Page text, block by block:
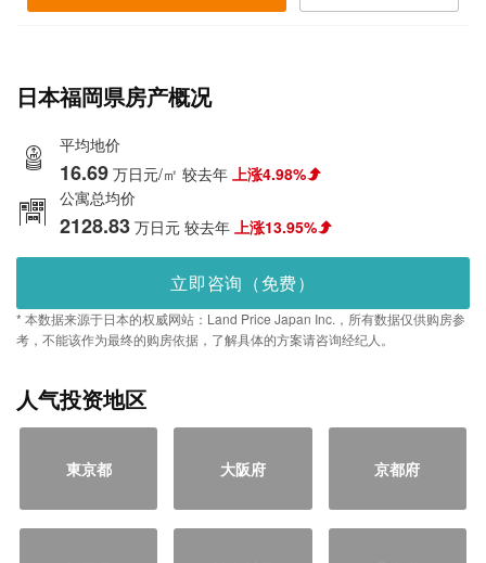
日本福岡県房产概况
平均地价
16.69 万日元/㎡ 较去年 上涨4.98%
公寓总均价
2128.83 万日元 较去年 上涨13.95%
立即咨询（免费）
* 本数据来源于日本的权威网站：Land Price Japan Inc.，所有数据仅供购房参
考，不能该作为最终的购房依据，了解具体的方案请咨询经纪人。
人气投资地区
東京都 大阪府 京都府